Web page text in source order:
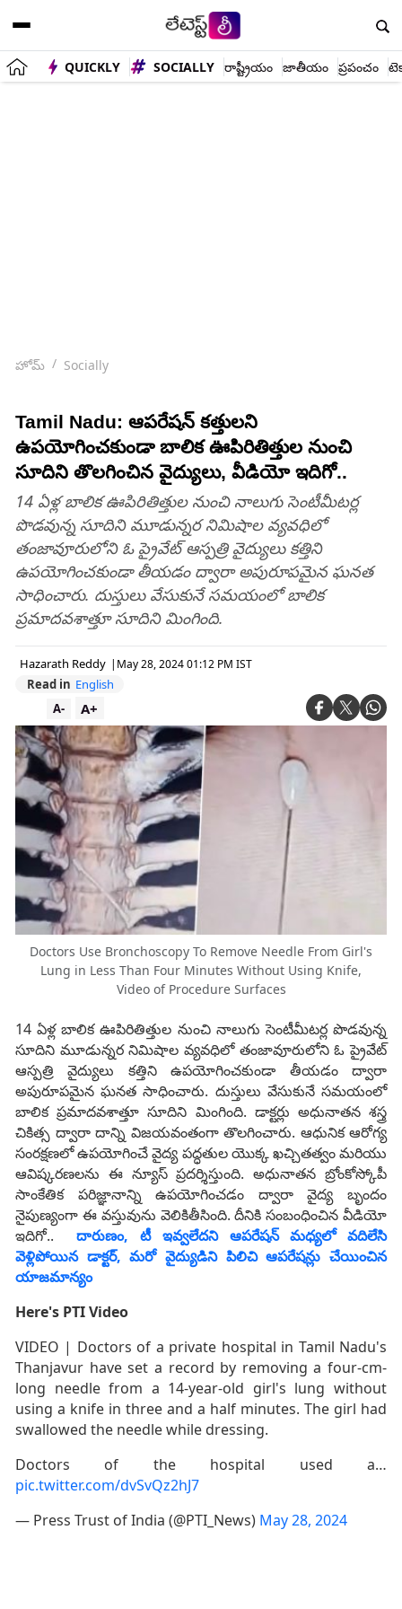
QUICKLY SOCIALLY రాష్ట్రీయం జాతీయం ప్రపంచం
హోమ్ Socially
Tamil Nadu: ఆపరేషన్ కత్తులని
ఉపయోగించకుండా బాలిక ఊపిరితిత్తుల నుంచి
సూదిని తొలగించిన వైద్యులు, వీడియో ఇదిగో..
14 ఏళ్ల బాలిక ఊపిరితిత్తుల నుంచి నాలుగు సెంటీమీటర్ల
పొడవున్న సూదిని మూడున్నర నిమిషాల వ్యవధిలో
తంజావూరులోని ఓ ప్రైవేట్ ఆస్పత్రి వైద్యులు కత్తిని
ఉపయోగించకుండా తీయడం ద్వారా అపురూపమైన ఘనత
సాధించారు. దుస్తులు వేసుకునే సమయంలో బాలిక
ప్రమాదవశాత్తూ సూదిని మింగింది.
Hazarath Reddy | May 28, 2024 01:12 PM IST
Read in English
A+
A-
Doctors Use Bronchoscopy To Remove Needle From Girl's
Lung in Less Than Four Minutes Without Using Knife,
Video of Procedure Surfaces
14 ఏళ్ల బాలిక ఊపిరితిత్తుల నుంచి నాలుగు సెంటీమీటర్ల పొడవున్న
సూదిని మూడున్నర నిమిషాల వ్యవధిలో తంజావూరులోని ఓ ప్రైవేట్
ఆస్పత్రి వైద్యులు కత్తిని ఉపయోగించకుండా తీయడం ద్వారా
అపురూపమైన ఘనత సాధించారు. దుస్తులు వేసుకునే సమయంలో
బాలిక ప్రమాదవశాత్తూ సూదిని మింగింది. డాక్టర్లు అధునాతన శస్త్ర
చికిత్స ద్వారా దాన్ని విజయవంతంగా తొలగించారు. ఆధునిక ఆరోగ్య
సంరక్షణలో ఉపయోగించే వైద్య పద్ధతుల యొక్క ఖచ్చితత్వం మరియు
ఆవిష్కరణలను ఈ న్యూస్ ప్రదర్శిస్తుంది. అధునాతన బ్రోంకోస్కోపీ
సాంకేతిక పరిజ్ఞానాన్ని ఉపయోగించడం ద్వారా వైద్య బృందం
నైపుణ్యంగా ఈ వస్తువును వెలికితీసింది. దీనికి సంబంధించిన వీడియో
ఇదిగో..దారుణం, టీ ఇవ్వలేదని ఆపరేషన్ మధ్యలో వదిలేసి
వెళ్లిపోయిన డాక్టర్, మరో వైద్యుడిని పిలిచి ఆపరేషన్లు చేయించిన
యాజమాన్యం
Here's PTI Video
VIDEO | Doctors of a private hospital in Tamil Nadu's
Thanjavur have set a record by removing a four-cm-
long needle from a 14-year-old girl's lung without
using a knife in three and a half minutes. The girl had
swallowed the needle while dressing.
Doctors of the hospital used a…
pic.twitter.com/dvSvQz2hJ7
— Press Trust of India (@PTI_News) May 28, 2024